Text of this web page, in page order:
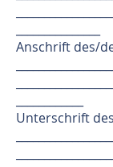
Anschrift des/
Unterschrift